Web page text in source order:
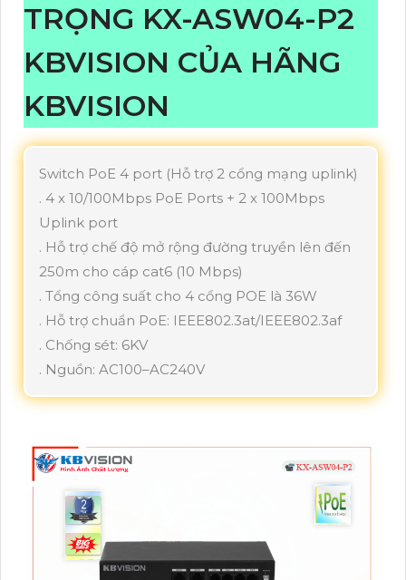
TRỌNG KX-ASW04-P2
KBVISION CỦA HÃNG
KBVISION
Switch PoE 4 port (Hỗ trợ 2 cổng mạng uplink)
. 4 x 10/100Mbps PoE Ports + 2 x 100Mbps
Uplink port
. Hỗ trợ chế độ mở rộng đường truyền lên đến
250m cho cáp cat6 (10 Mbps)
. Tổng công suất cho 4 cổng POE là 36W
. Hỗ trợ chuẩn PoE: IEEE802.3at/IEEE802.3af
. Chống sét: 6KV
. Nguồn: AC100–AC240V